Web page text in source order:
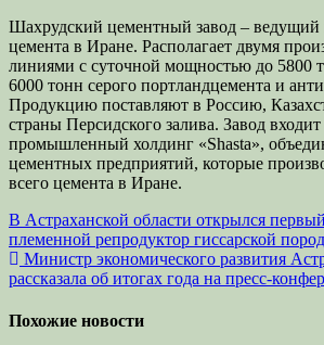
Шахрудский цементный завод – ведущий
цемента в Иране. Располагает двумя
линиями с суточной мощностью до 5800
6000 тонн серого портландцемента и
Продукцию поставляют в Россию,
страны Персидского залива. Завод
промышленный холдинг «Shasta»,
цементных предприятий, которые
всего цемента в Иране.
Навигация
по
записям
В Астраханской области открылся
племенной репродуктор гиссарской
Министр экономического развития
рассказала об итогах года на пресс-
Похожие новости